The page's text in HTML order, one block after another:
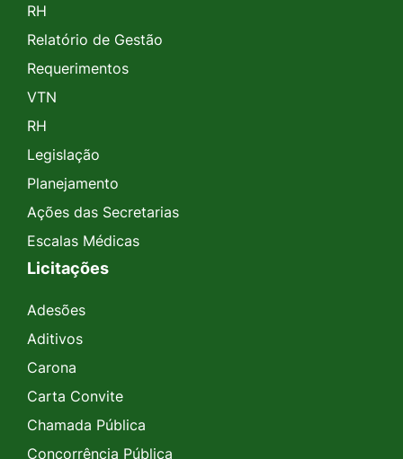
RH
Relatório de Gestão
Requerimentos
VTN
RH
Legislação
Planejamento
Ações das Secretarias
Escalas Médicas
Licitações
Adesões
Aditivos
Carona
Carta Convite
Chamada Pública
Concorrência Pública